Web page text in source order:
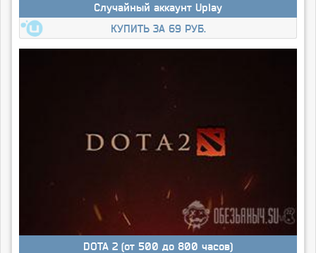
Случайный аккаунт Uplay
КУПИТЬ ЗА 69 РУБ.
DOTA 2 (от 500 до 800 часов)